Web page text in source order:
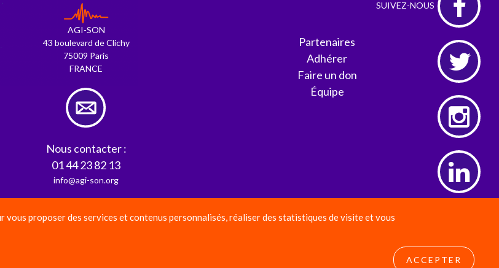
AGI-SON
43 boulevard de Clichy
75009 Paris
FRANCE
Nous contacter :
01 44 23 82 13
info@agi-son.org
Partenaires
Adhérer
Faire un don
Équipe
proposer des services et contenus personnalisés, réaliser des statistiques de visite et vous
ACCEPTER